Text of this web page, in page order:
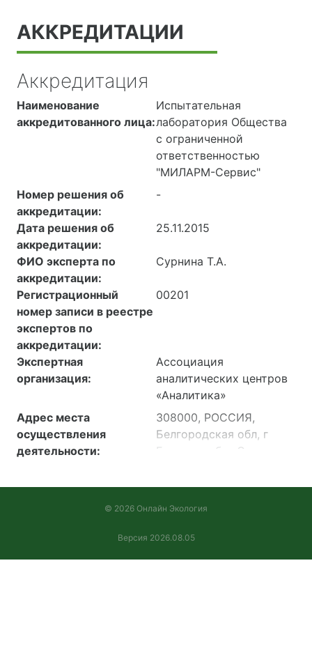
АККРЕДИТАЦИИ
Аккредитация
Наименование
аккредитованного лица:
Испытательная
лаборатория Общества
с ограниченной
ответственностью
"МИЛАРМ-Сервис"
Номер решения об
аккредитации:
-
Дата решения об
аккредитации:
25.11.2015
ФИО эксперта по
аккредитации:
Сурнина Т.А.
Регистрационный
номер записи в реестре
экспертов по
аккредитации:
00201
Экспертная
организация:
Ассоциация
аналитических центров
«Аналитика»
Адрес места
осуществления
деятельности:
308000, РОССИЯ,
Белгородская обл, г
Белгород, б-р Свято-
5, офис 510
Белгород, б-р Свято-
© 2026 Онлайн Экология
Версия 2026.08.05